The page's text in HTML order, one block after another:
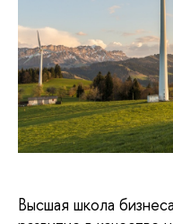
Высшая школа